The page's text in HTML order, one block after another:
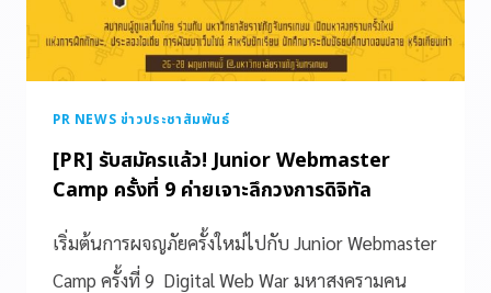
PR NEWS ข่าวประชาสัมพันธ์
[PR] รับสมัครแล้ว! Junior Webmaster
Camp ครั้งที่ 9 ค่ายเจาะลึกวงการดิจิทัล
เริ่มต้นการผจญภัยครั้งใหม่ไปกับ Junior Webmaster
Camp ครั้งที่ 9 Digital Web War มหาสงครามคน